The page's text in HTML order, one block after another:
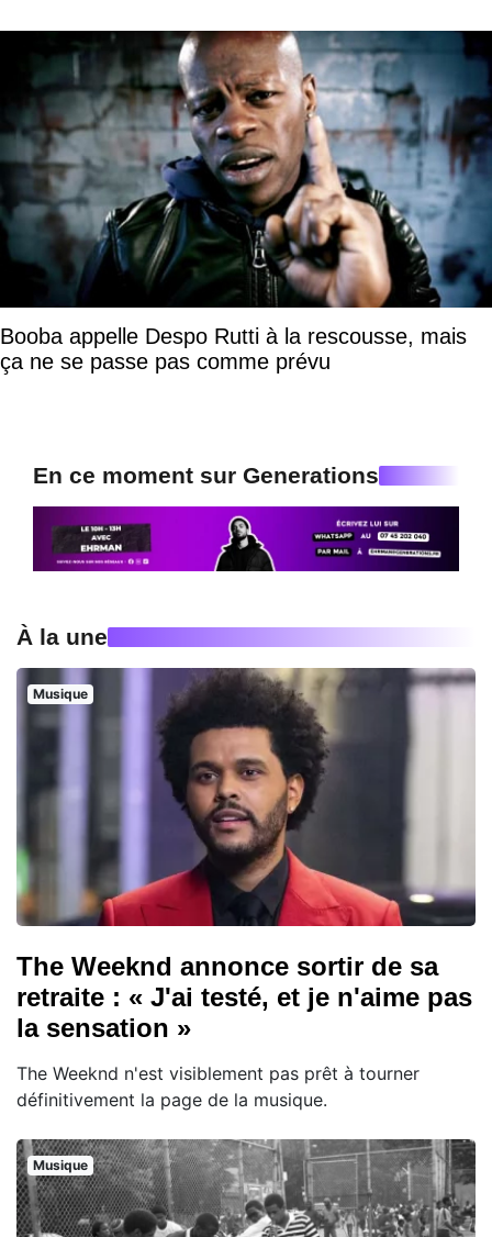
Booba appelle Despo Rutti à la rescousse, mais
ça ne se passe pas comme prévu
En ce moment sur Generations
À la une
Musique
The Weeknd annonce sortir de sa
retraite : « J'ai testé, et je n'aime pas
la sensation »
The Weeknd n'est visiblement pas prêt à tourner
définitivement la page de la musique.
Musique